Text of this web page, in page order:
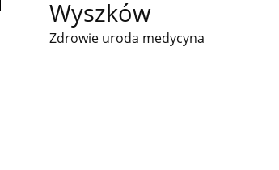
Wyszków
Zdrowie uroda medycyna